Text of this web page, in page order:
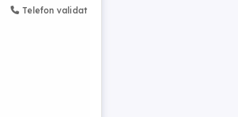
Telefon validat